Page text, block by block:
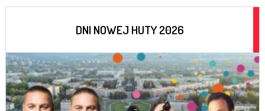
DNI NOWEJ HUTY 2026